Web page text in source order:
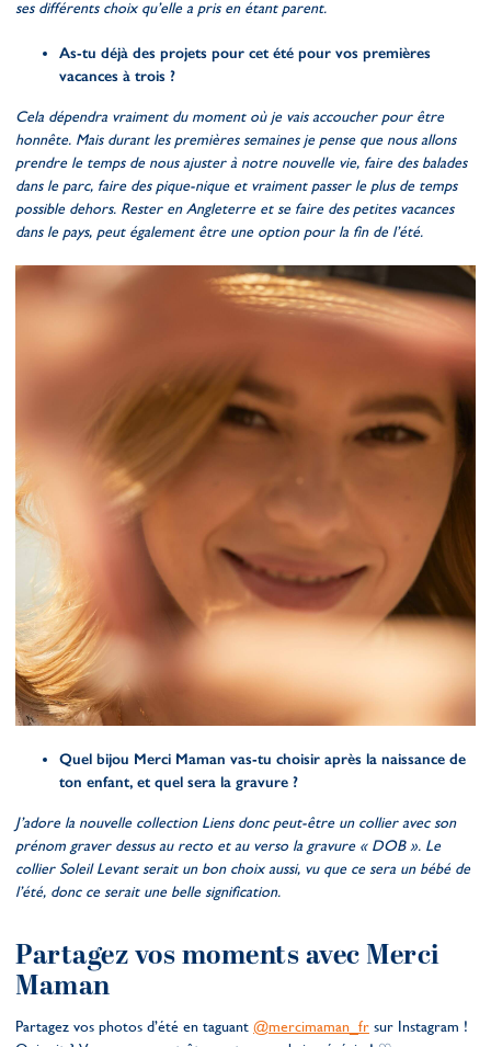
ses différents choix qu’elle a pris en étant parent.
As-tu déjà des projets pour cet été pour vos premières
vacances à trois ?
Cela dépendra vraiment du moment où je vais accoucher pour être
honnête. Mais durant les premières semaines je pense que nous allons
prendre le temps de nous ajuster à notre nouvelle vie, faire des balades
dans le parc, faire des pique-nique et vraiment passer le plus de temps
possible dehors. Rester en Angleterre et se faire des petites vacances
dans le pays, peut également être une option pour la fin de l’été.
Quel bijou Merci Maman vas-tu choisir après la naissance de
ton enfant, et quel sera la gravure ?
J’adore la nouvelle collection Liens donc peut-être un collier avec son
prénom graver dessus au recto et au verso la gravure « DOB ». Le
collier Soleil Levant serait un bon choix aussi, vu que ce sera un bébé de
l’été, donc ce serait une belle signification.
Partagez vos moments avec Merci
Maman
Partagez vos photos d’été en taguant @mercimaman_fr sur Instagram !